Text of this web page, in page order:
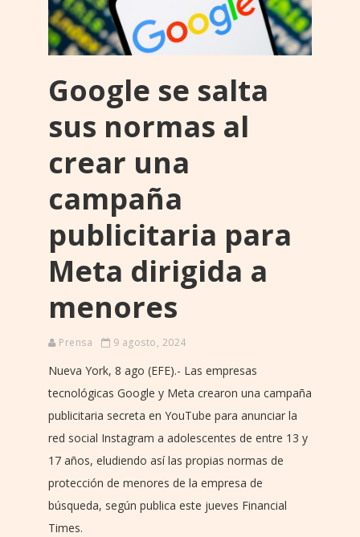
Google se salta
sus normas al
crear una
campaña
publicitaria para
Meta dirigida a
menores
Prensa 9 agosto, 2024
Nueva York, 8 ago (EFE).- Las empresas
tecnológicas Google y Meta crearon una campaña
publicitaria secreta en YouTube para anunciar la
red social Instagram a adolescentes de entre 13 y
17 años, eludiendo así las propias normas de
protección de menores de la empresa de
búsqueda, según publica este jueves Financial
Times.